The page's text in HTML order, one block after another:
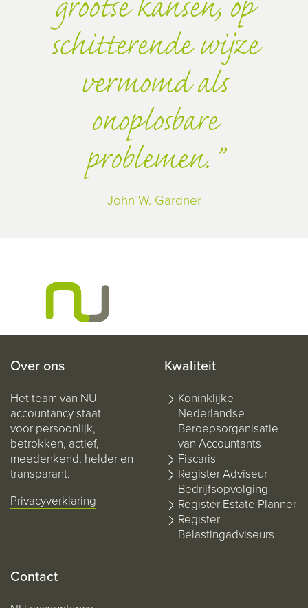
grootse kansen, op
schitterende wijze
vermomd als
onoplosbare
problemen.
John W. Gardner
Over ons
Het team van NU
accountancy staat
voor persoonlijk,
betrokken, actief,
meedenkend, helder en
transparant.
Privacyverklaring
Kwaliteit
Koninklijke
Nederlandse
Beroepsorganisatie
van Accountants
Fiscaris
Register Adviseur
Bedrijfsopvolging
Register Estate Planner
Register
Belastingadviseurs
Contact